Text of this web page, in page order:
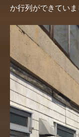
か行列ができていま